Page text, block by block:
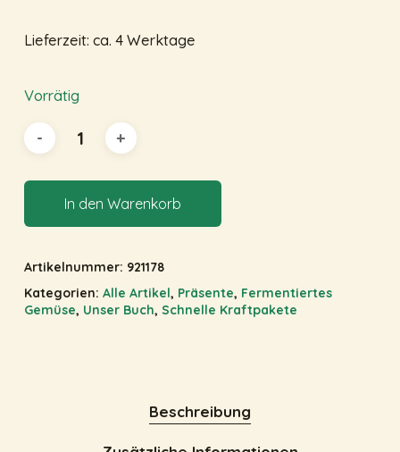
Lieferzeit: ca. 4 Werktage
Vorrätig
In den Warenkorb
Artikelnummer: 921178
Kategorien: Alle Artikel, Präsente, Fermentiertes
Gemüse, Unser Buch, Schnelle Kraftpakete
Beschreibung